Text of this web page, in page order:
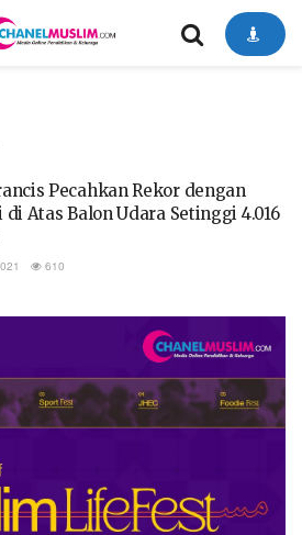
Pecahkan Rekor dengan
Atas Balon Udara Setinggi 4.016
610